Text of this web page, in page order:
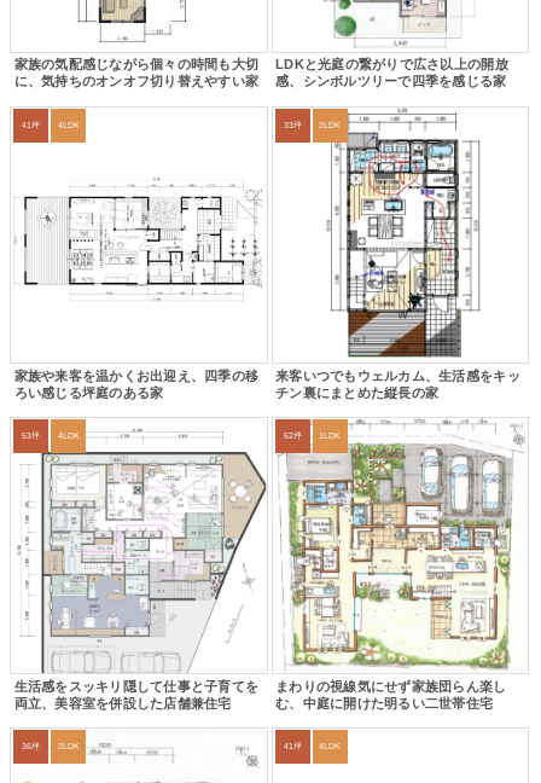
家族の気配感じながら個々の時間も大切
に、気持ちのオンオフ切り替えやすい家
LDKと光庭の繋がりで広さ以上の開放
感、シンボルツリーで四季を感じる家
41坪 4LDK
家族や来客を温かくお出迎え、四季の移
ろい感じる坪庭のある家
33坪 2LDK
来客いつでもウェルカム、生活感をキッ
チン裏にまとめた縦長の家
53坪 4LDK
生活感をスッキリ隠して仕事と子育てを
両立、美容室を併設した店舗兼住宅
62坪 1LDK
まわりの視線気にせず家族団らん楽し
む、中庭に開けた明るい二世帯住宅
36坪 2LDK 41坪 4LDK